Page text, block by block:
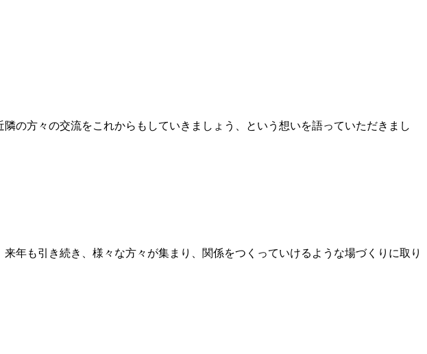
の方々の交流をこれからもしていきましょう、という想いを語っていただきまし
年も引き続き、様々な方々が集まり、関係をつくっていけるような場づくりに取り